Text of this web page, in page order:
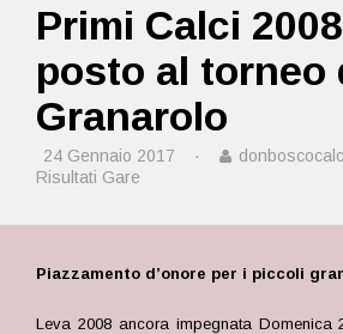
Primi Calci
posto al torneo
Granarolo
24 Gennaio 2017 ·
Risultati Gare
Piazzamento d’onore per i piccoli
Leva 2008 ancora impegnata Domenica